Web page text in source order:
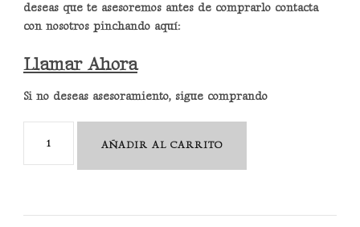
deseas que te asesoremos antes de comprarlo contacta
con nosotros pinchando aquí:
Llamar Ahora
Si no deseas asesoramiento, sigue comprando
AÑADIR AL CARRITO